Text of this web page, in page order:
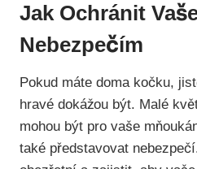
Jak Ochránit
Nebezpečím
Pokud máte doma kočku,
hravé dokážou být. Malé
mohou být pro vaše
také představovat